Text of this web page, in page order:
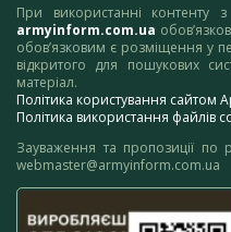
При використанні контенту
armyinform.com.ua
обов’язковим є розміщення у
відкритого для пошукових
матеріал.
Політика користування сайтом
Політика використання файлів
Зауваження та пропозиції по
webmaster@armyinform.com.ua